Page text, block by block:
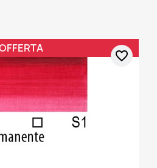
favorite_border